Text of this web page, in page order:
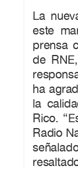
La
este
prensa
de
ha
la
Rico.
Radio